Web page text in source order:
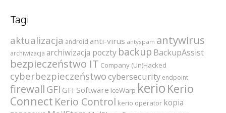
Tagi
aktualizacja android anti-virus antyspam antywirus
archiwizacja archiwizacja poczty backup BackupAssist
bezpieczeństwo IT Company (Un)Hacked
cyberbezpieczeństwocybersecurity endpoint
firewall GFI GFI Software IceWarp kerio Kerio
Connect Kerio Control kerio operator kopia